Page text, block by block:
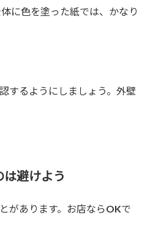
に色を塗った紙では、かなり
するようにしましょう。外壁
避けよう
があります。お店ならOKで